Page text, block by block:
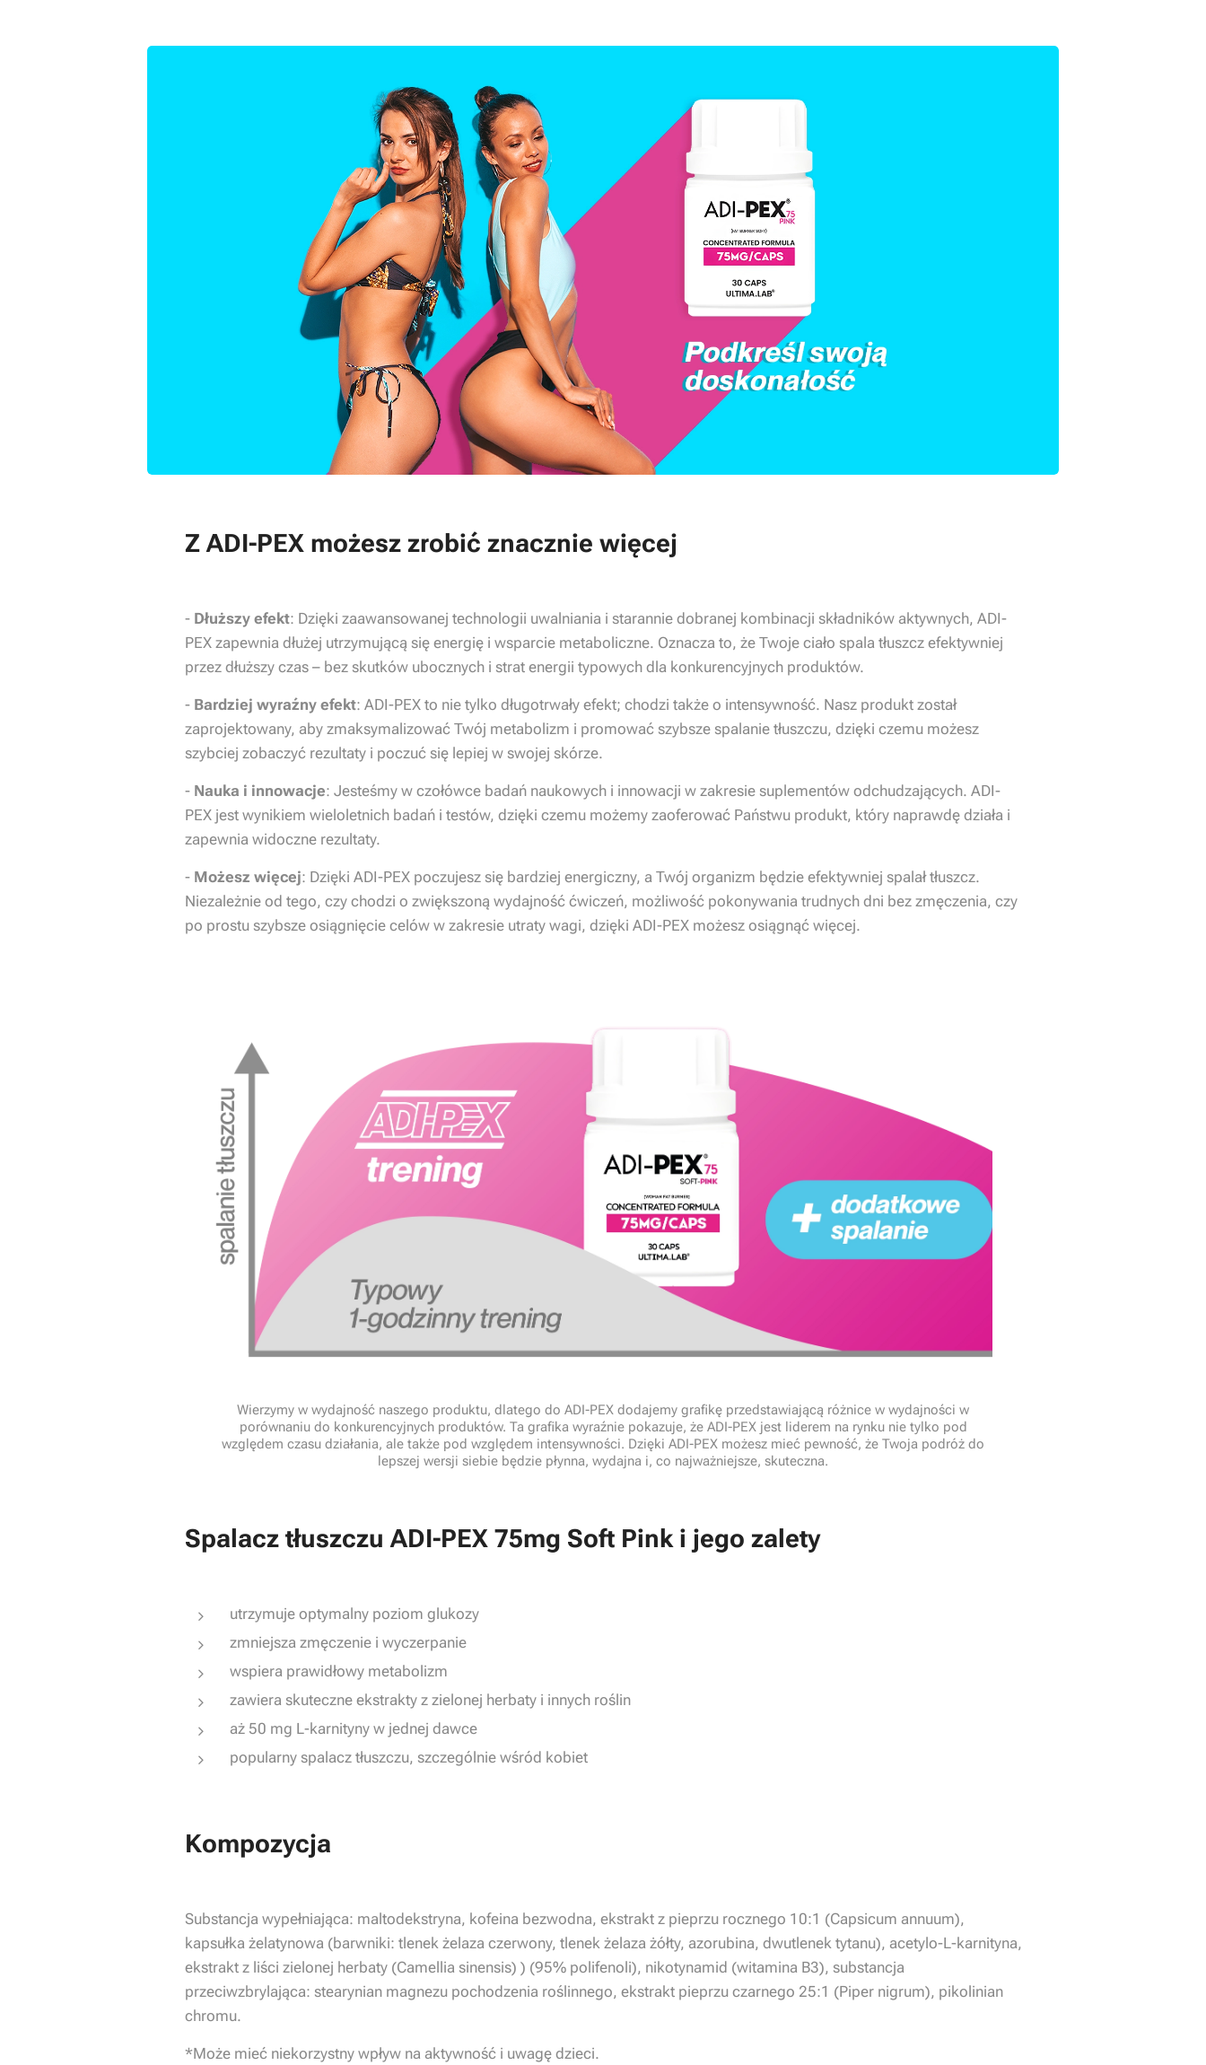
Z ADI-PEX możesz zrobić znacznie więcej
- Dłuższy efekt: Dzięki zaawansowanej technologii uwalniania i starannie dobranej kombinacji składników aktywnych, ADI-
PEX zapewnia dłużej utrzymującą się energię i wsparcie metaboliczne. Oznacza to, że Twoje ciało spala tłuszcz efektywniej
przez dłuższy czas – bez skutków ubocznych i strat energii typowych dla konkurencyjnych produktów.
- Bardziej wyraźny efekt: ADI-PEX to nie tylko długotrwały efekt; chodzi także o intensywność. Nasz produkt został
zaprojektowany, aby zmaksymalizować Twój metabolizm i promować szybsze spalanie tłuszczu, dzięki czemu możesz
szybciej zobaczyć rezultaty i poczuć się lepiej w swojej skórze.
- Nauka i innowacje: Jesteśmy w czołówce badań naukowych i innowacji w zakresie suplementów odchudzających. ADI-
PEX jest wynikiem wieloletnich badań i testów, dzięki czemu możemy zaoferować Państwu produkt, który naprawdę działa i
zapewnia widoczne rezultaty.
- Możesz więcej: Dzięki ADI-PEX poczujesz się bardziej energiczny, a Twój organizm będzie efektywniej spalał tłuszcz.
Niezależnie od tego, czy chodzi o zwiększoną wydajność ćwiczeń, możliwość pokonywania trudnych dni bez zmęczenia, czy
po prostu szybsze osiągnięcie celów w zakresie utraty wagi, dzięki ADI-PEX możesz osiągnąć więcej.
Wierzymy w wydajność naszego produktu, dlatego do ADI-PEX dodajemy grafikę przedstawiającą różnice w wydajności w
porównaniu do konkurencyjnych produktów. Ta grafika wyraźnie pokazuje, że ADI-PEX jest liderem na rynku nie tylko pod
względem czasu działania, ale także pod względem intensywności. Dzięki ADI-PEX możesz mieć pewność, że Twoja podróż do
lepszej wersji siebie będzie płynna, wydajna i, co najważniejsze, skuteczna.
Spalacz tłuszczu ADI-PEX 75mg Soft Pink i jego zalety
utrzymuje optymalny poziom glukozy
zmniejsza zmęczenie i wyczerpanie
wspiera prawidłowy metabolizm
zawiera skuteczne ekstrakty z zielonej herbaty i innych roślin
aż 50 mg L-karnityny w jednej dawce
popularny spalacz tłuszczu, szczególnie wśród kobiet
Kompozycja
Substancja wypełniająca: maltodekstryna, kofeina bezwodna, ekstrakt z pieprzu rocznego 10:1 (Capsicum annuum),
kapsułka żelatynowa (barwniki: tlenek żelaza czerwony, tlenek żelaza żółty, azorubina, dwutlenek tytanu), acetylo-L-karnityna,
ekstrakt z liści zielonej herbaty (Camellia sinensis) ) (95% polifenoli), nikotynamid (witamina B3), substancja
przeciwzbrylająca: stearynian magnezu pochodzenia roślinnego, ekstrakt pieprzu czarnego 25:1 (Piper nigrum), pikolinian
chromu.
*Może mieć niekorzystny wpływ na aktywność i uwagę dzieci.